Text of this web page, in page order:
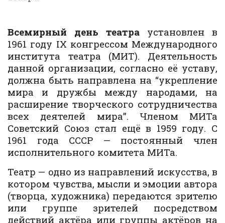
Всемирный день театра установлен в
1961 году IX конгрессом Международного
института театра (МИТ). Деятельность
данной организации, согласно её уставу,
должна быть направлена на “укрепление
мира и дружбы между народами, на
расширение творческого сотрудничества
всех деятелей мира”. Членом МИТа
Советский Союз стал ещё в 1959 году. С
1961 года СССР — постоянный член
исполнительного комитета МИТа.
Театр — одно из направлений искусства, в
котором чувства, мысли и эмоции автора
(творца, художника) передаются зрителю
или группе зрителей посредством
действий актёра или группы актёров на